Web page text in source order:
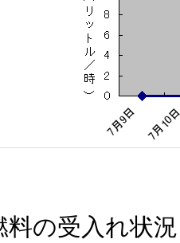
料の受入れ状況